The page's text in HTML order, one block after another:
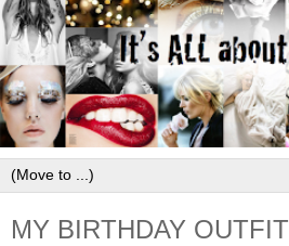
MY BIRTHDAY OUTFIT